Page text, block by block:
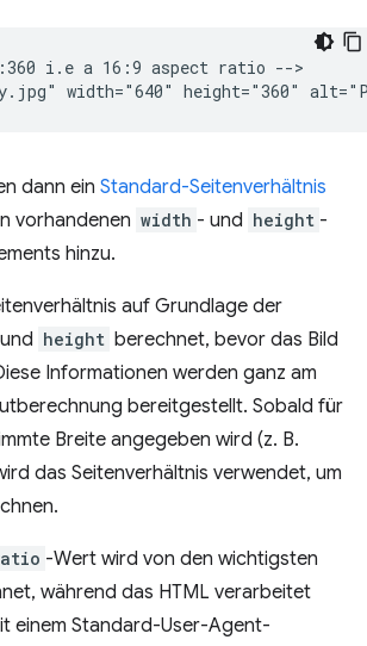
i.e a 16:9 aspect ratio -->
dann ein Standard-Seitenverhältnis
vorhandenen width - und height -
hinzu.
auf Grundlage der
und height berechnet, bevor das Bild
Informationen werden ganz am
bereitgestellt. Sobald für
Breite angegeben wird (z. B.
das Seitenverhältnis verwendet, um
-Wert wird von den wichtigsten
während das HTML verarbeitet
einem Standard-User-Agent-